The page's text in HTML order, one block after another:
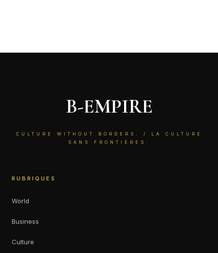
B-EMPIRE
CULTURE WITHOUT BORDERS. / LA CULTURE
SANS FRONTIÈRES.
RUBRIQUES
World
Business
Culture